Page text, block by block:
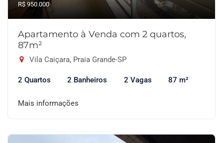
R$ 950.000
Apartamento à Venda com 2 quartos,
87m²
Vila Caiçara, Praia Grande-SP
2 Quartos 2 Banheiros 2 Vagas 87 m²
Mais informações